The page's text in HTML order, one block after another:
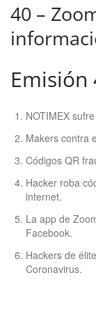
40 –
Emisión
NOTIMEX
Makers contra
Códigos QR
Hacker roba
internet.
La app de
Facebook.
Hackers de
Coronavirus.